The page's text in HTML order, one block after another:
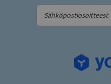
Sähköpostiosoitteesi: